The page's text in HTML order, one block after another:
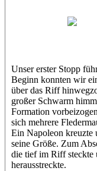
Unser erster Stopp
Beginn konnten wir
über das Riff
großer Schwarm
Formation
sich mehrere
Ein Napoleon kreuzte
seine Größe. Zum
die tief im Riff
herausstreckte.